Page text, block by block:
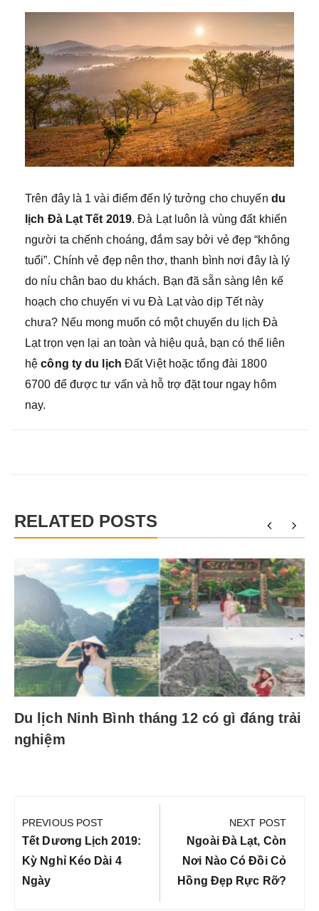
Trên đây là 1 vài điểm đến lý tưởng cho chuyến du
lịch Đà Lạt Tết 2019. Đà Lạt luôn là vùng đất khiến
người ta chếnh choáng, đắm say bởi vẻ đẹp “không
tuổi”. Chính vẻ đẹp nên thơ, thanh bình nơi đây là lý
do níu chân bao du khách. Bạn đã sẵn sàng lên kế
hoạch cho chuyến vi vu Đà Lạt vào dịp Tết này
chưa? Nếu mong muốn có một chuyến du lịch Đà
Lạt trọn vẹn lại an toàn và hiệu quả, bạn có thể liên
hệcông ty du lịch Đất Việt hoặc tổng đài 1800
6700 để được tư vấn và hỗ trợ đặt tour ngay hôm
nay.
RELATED POSTS
Du lịch Ninh Bình tháng 12 có gì đáng trải
nghiệm
hướng
bài
viết
PREVIOUS POST
Previous
Post:
Tết Dương Lịch 2019:
Kỳ Nghỉ Kéo Dài 4
Ngày
NEXT POST
Next
Post:
Ngoài Đà Lạt, Còn
Nơi Nào Có Đồi Cỏ
Hồng Đẹp Rực Rỡ?